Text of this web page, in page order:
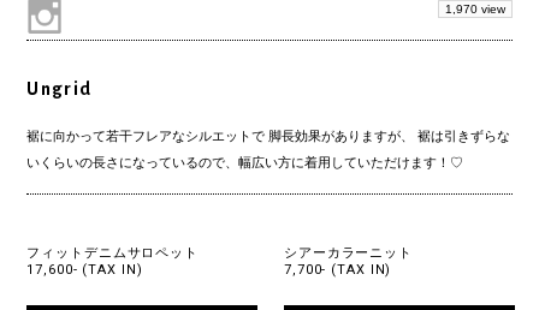
1,970 view
Ungrid
裾に向かって若干フレアなシルエットで 脚長効果がありますが、 裾は引きずらな
いくらいの長さになっているので、幅広い方に着用していただけます！♡
フィットデニムサロペット
17,600- (TAX IN)
シアーカラーニット
7,700- (TAX IN)